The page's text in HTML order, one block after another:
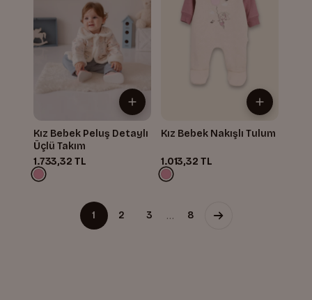
Kız Bebek Peluş Detaylı
Üçlü Takım
1.733,32 TL
Kız Bebek Nakışlı Tulum
1.013,32 TL
1 2 3 … 8